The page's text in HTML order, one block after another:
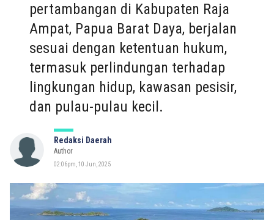
pertambangan di Kabupaten Raja
Ampat, Papua Barat Daya, berjalan
sesuai dengan ketentuan hukum,
termasuk perlindungan terhadap
lingkungan hidup, kawasan pesisir,
dan pulau-pulau kecil.
Redaksi Daerah
Author
02:06pm, 10 Jun, 2025